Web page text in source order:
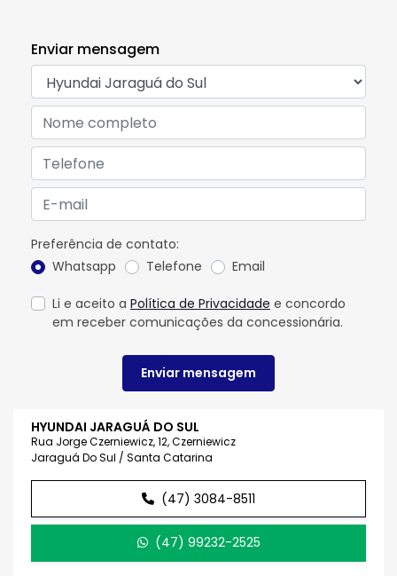
HYUNDAI JARAGUÁ DO SUL
Rua Jorge Czerniewicz, 12, Czerniewicz
Jaraguá Do Sul / Santa Catarina
(47) 3084-8511
(47) 99232-2525
Enviar mensagem
Preferência de contato:
Whatsapp
Telefone Email
Li e aceito a Política de Privacidade e concordo
em receber comunicações da concessionária.
Enviar mensagem